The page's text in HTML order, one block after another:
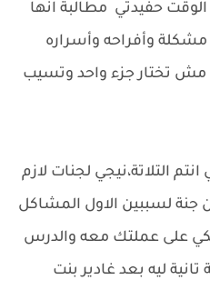
حفيدتي مطالبة انها
وأفراحه وأسراره
مش تختار جزء واحد وتسيب
التلاتة،نيجي لجنات لازم
لسببين الاول المشاكل
على عملتك معه والدرس
تانية ليه بعد غادير بنت